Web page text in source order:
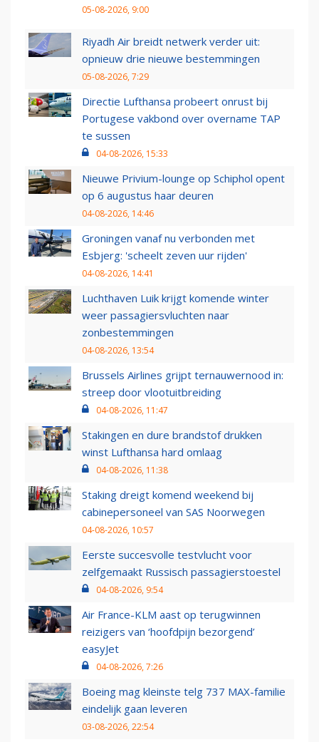
05-08-2026, 9:00
Riyadh Air breidt netwerk verder uit:
opnieuw drie nieuwe bestemmingen
05-08-2026, 7:29
Directie Lufthansa probeert onrust bij
Portugese vakbond over overname TAP
te sussen
04-08-2026, 15:33
Nieuwe Privium-lounge op Schiphol opent
op 6 augustus haar deuren
04-08-2026, 14:46
Groningen vanaf nu verbonden met
Esbjerg: 'scheelt zeven uur rijden'
04-08-2026, 14:41
Luchthaven Luik krijgt komende winter
weer passagiersvluchten naar
zonbestemmingen
04-08-2026, 13:54
Brussels Airlines grijpt ternauwernood in:
streep door vlootuitbreiding
04-08-2026, 11:47
Stakingen en dure brandstof drukken
winst Lufthansa hard omlaag
04-08-2026, 11:38
Staking dreigt komend weekend bij
cabinepersoneel van SAS Noorwegen
04-08-2026, 10:57
Eerste succesvolle testvlucht voor
zelfgemaakt Russisch passagierstoestel
04-08-2026, 9:54
Air France-KLM aast op terugwinnen
reizigers van ‘hoofdpijn bezorgend’
easyJet
04-08-2026, 7:26
Boeing mag kleinste telg 737 MAX-familie
eindelijk gaan leveren
03-08-2026, 22:54